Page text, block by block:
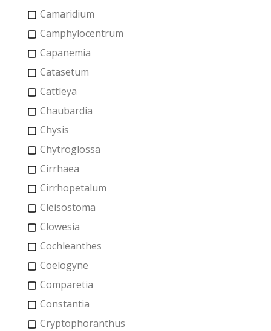
Camaridium
Camphylocentrum
Capanemia
Catasetum
Cattleya
Chaubardia
Chysis
Chytroglossa
Cirrhaea
Cirrhopetalum
Cleisostoma
Clowesia
Cochleanthes
Coelogyne
Comparetia
Constantia
Cryptophoranthus